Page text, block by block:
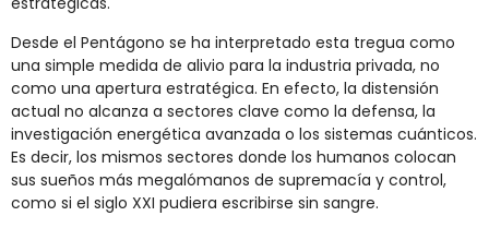
Desde el Pentágono se ha interpretado esta tregua como
una simple medida de alivio para la industria privada, no
como una apertura estratégica. En efecto, la distensión
actual no alcanza a sectores clave como la defensa, la
investigación energética avanzada o los sistemas cuánticos.
Es decir, los mismos sectores donde los humanos colocan
sus sueños más megalómanos de supremacía y control,
como si el siglo XXI pudiera escribirse sin sangre.